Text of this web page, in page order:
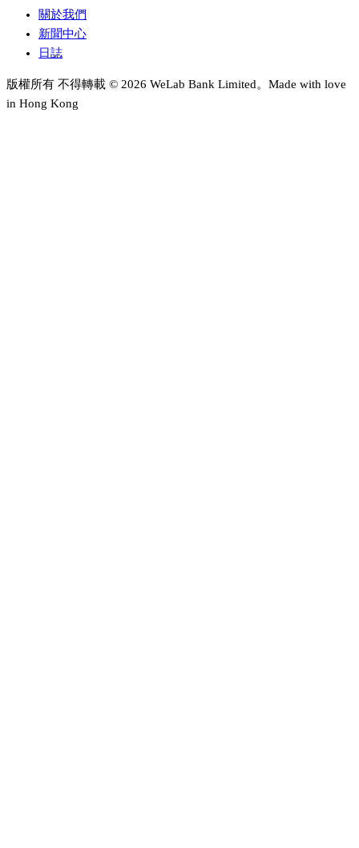
關於我們
新聞中心
日誌
版權所有 不得轉載 © 2026 WeLab Bank Limited。Made with love
in Hong Kong